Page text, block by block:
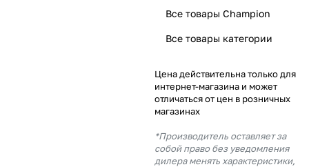
Все товары Champion
Все товары категории
Цена действительна только для
интернет-магазина и может
отличаться от цен в розничных
магазинах
*Производитель оставляет за
собой право без уведомления
дилера менять характеристики,
% будут
с вашей карты